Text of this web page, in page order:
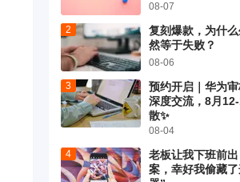
08-07
复刻爆款，为什
然等于失败？
08-06
预约开启｜华为
深度交流，8月
散✨
08-04
老板让我下班前
案，幸好我偷藏